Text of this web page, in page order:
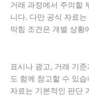
거래 과정에서 주의할
니다. 다만 공식 자료
막힘 조건은 개별 상황
표시나 광고, 거래 기
도 함께 참고할 수 있
자료는 기본적인 판단